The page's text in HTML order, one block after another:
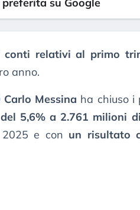
conti relativi al primo
anno.
Carlo Messina ha chiuso i
5,6% a 2.761 milioni
e con un risultato
30 luglio 2026